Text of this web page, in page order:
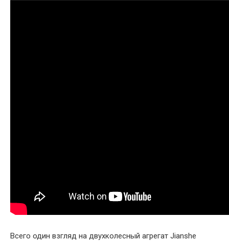
Всего один взгляд на двухколесный агрегат Jianshe